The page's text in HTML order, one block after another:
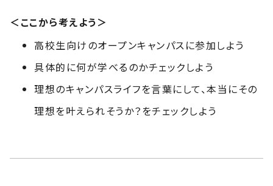
＜ここから考えよう＞
高校生向けのオープンキャンパスに参加しよう
具体的に何が学べるのかチェックしよう
理想のキャンパスライフを言葉にして、本当にその
理想を叶えられそうか？をチェックしよう